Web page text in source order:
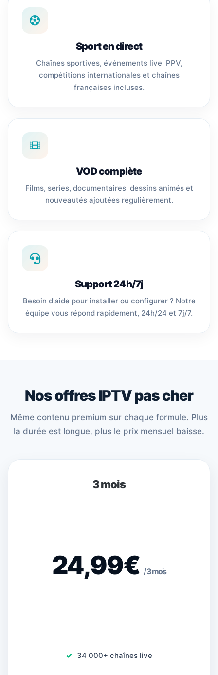
Sport en direct
Chaînes sportives, événements live, PPV,
compétitions internationales et chaînes
françaises incluses.
VOD complète
Films, séries, documentaires, dessins animés et
nouveautés ajoutées régulièrement.
Support 24h/7j
Besoin d'aide pour installer ou configurer ? Notre
équipe vous répond rapidement, 24h/24 et 7j/7.
Nos offres IPTV pas cher
Même contenu premium sur chaque formule. Plus
la durée est longue, plus le prix mensuel baisse.
3 mois
24,99€/ 3 mois
34 000+ chaînes live